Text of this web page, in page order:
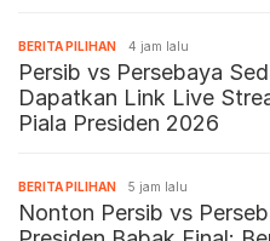
BERITA PILIHAN 4 jam lalu
Persib vs Persebaya
Dapatkan Link Live
Piala Presiden 2026
BERITA PILIHAN 5 jam lalu
Nonton Persib vs